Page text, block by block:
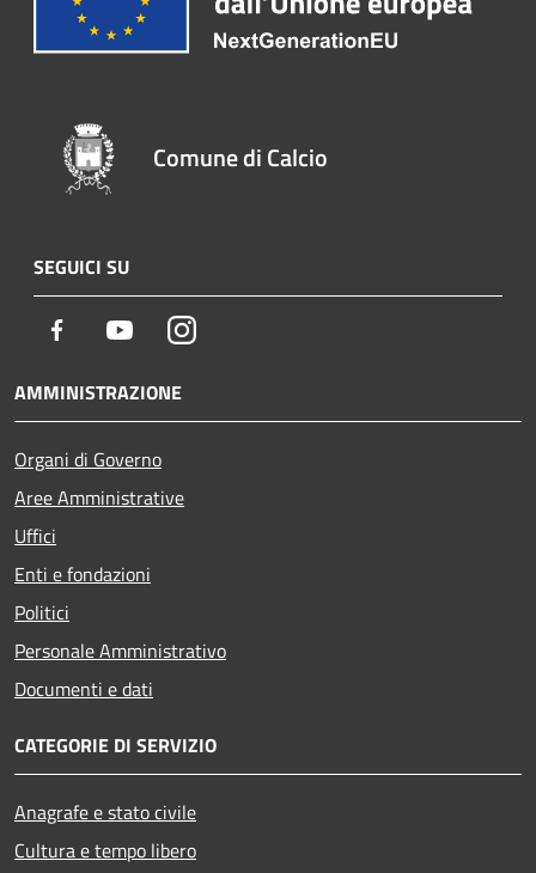
Comune di Calcio
SEGUICI SU
Facebook YoutubeInstagram
AMMINISTRAZIONE
Organi di Governo
Aree Amministrative
Uffici
Enti e fondazioni
Politici
Personale Amministrativo
Documenti e dati
CATEGORIE DI SERVIZIO
Anagrafe e stato civile
Cultura e tempo libero